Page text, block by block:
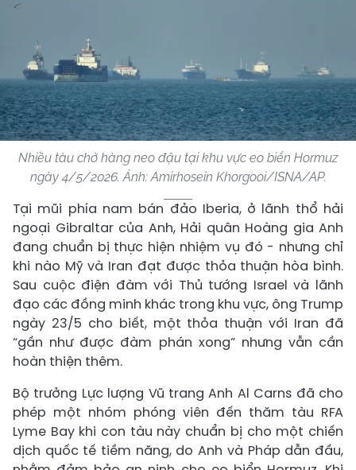
Nhiều tàu chở hàng neo đậu tại khu vực eo biển Hormuz
ngày 4/5/2026. Ảnh: Amirhosein Khorgooi/ISNA/AP.
Tại mũi phía nam bán đảo Iberia, ở lãnh thổ hải
ngoại Gibraltar của Anh, Hải quân Hoàng gia Anh
đang chuẩn bị thực hiện nhiệm vụ đó - nhưng chỉ
khi nào Mỹ và Iran đạt được thỏa thuận hòa bình.
Sau cuộc điện đàm với Thủ tướng Israel và lãnh
đạo các đồng minh khác trong khu vực, ông Trump
ngày 23/5 cho biết, một thỏa thuận với Iran đã
“gần như được đàm phán xong” nhưng vẫn cần
hoàn thiện thêm.
Bộ trưởng Lực lượng Vũ trang Anh Al Carns đã cho
phép một nhóm phóng viên đến thăm tàu RFA
Lyme Bay khi con tàu này chuẩn bị cho một chiến
dịch quốc tế tiềm năng, do Anh và Pháp dẫn đầu,